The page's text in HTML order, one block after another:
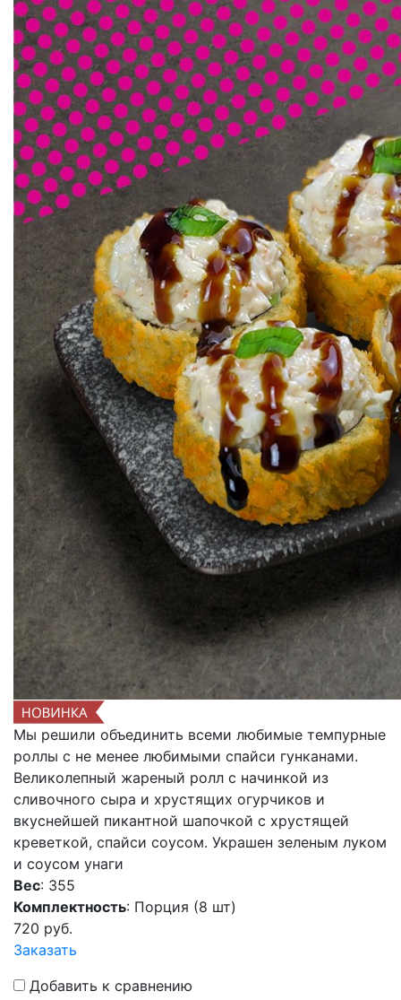
Мы решили объединить всеми любимые темпурные
роллы с не менее любимыми спайси гунканами.
Великолепный жареный ролл с начинкой из
сливочного сыра и хрустящих огурчиков и
вкуснейшей пикантной шапочкой с хрустящей
креветкой, спайси соусом. Украшен зеленым луком
и соусом унаги
Вес: 355
Комплектность: Порция (8 шт)
720 руб.
Заказать
Добавить к сравнению